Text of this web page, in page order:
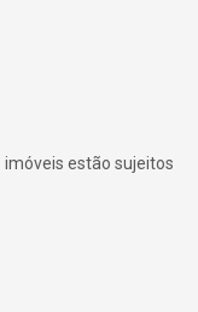
imóveis estão sujeitos